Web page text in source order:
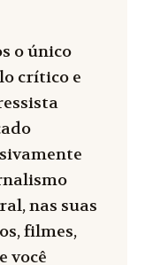
o único
crítico e
nas suas
filmes,
você